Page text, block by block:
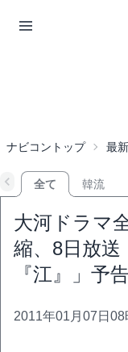
ナビコントップ 最
全て 韓流
大河ドラマ
縮、8日放
『江』」予
2011年01月07日08